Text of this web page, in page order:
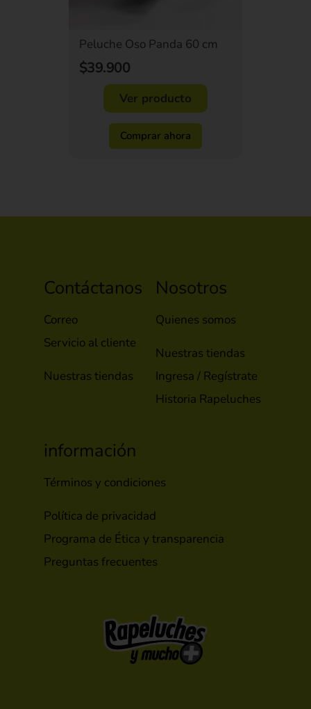
Peluche Oso Panda 60 cm
$39.900
Ver producto
Comprar ahora
Contáctanos
Correo
Servicio al cliente
Nuestras tiendas
Nosotros
Quienes somos
Nuestras tiendas
Ingresa / Regístrate
Historia Rapeluches
información
Términos y condiciones
Política de privacidad
Programa de Ética y transparencia
Preguntas frecuentes